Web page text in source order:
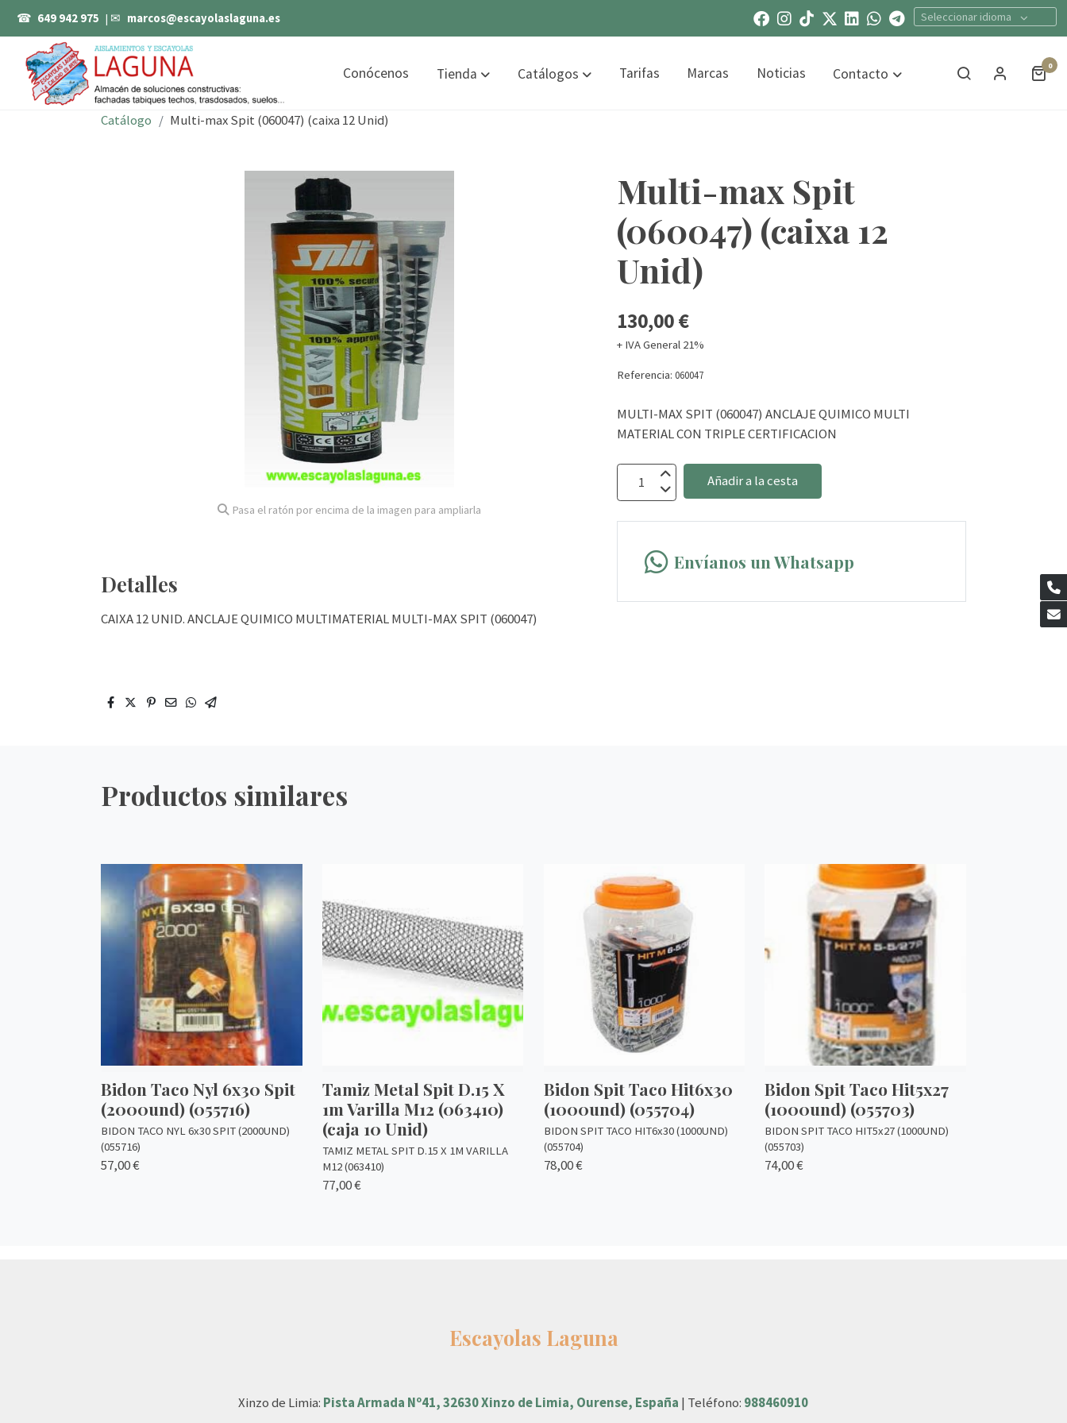
☎ 649 942 975 | ✉ marcos@escayolaslaguna.es Seleccionar idioma
Conócenos Tienda Catálogos Tarifas Marcas Noticias Contacto 0
Catálogo Multi-max Spit (060047) (caixa 12 Unid)
Pasa el ratón por encima de la imagen para ampliarla
Detalles
CAIXA 12 UNID. ANCLAJE QUIMICO MULTIMATERIAL MULTI-MAX SPIT (060047)
Multi-max Spit
(060047) (caixa 12
Unid)
130,00 €
+ IVA General 21%
Referencia:060047
MULTI-MAX SPIT (060047) ANCLAJE QUIMICO MULTI
MATERIAL CON TRIPLE CERTIFICACION
Añadir a la cesta
Envíanos un Whatsapp
Productos similares
Bidon Taco Nyl 6x30 Spit
(2000und) (055716)
BIDON TACO NYL 6x30 SPIT (2000UND)
(055716)
57,00 €
Tamiz Metal Spit D.15 X
1m Varilla M12 (063410)
(caja 10 Unid)
TAMIZ METAL SPIT D.15 X 1M VARILLA
M12 (063410)
77,00 €
Bidon Spit Taco Hit6x30
(1000und) (055704)
BIDON SPIT TACO HIT6x30 (1000UND)
(055704)
78,00 €
Bidon Spit Taco Hit5x27
(1000und) (055703)
BIDON SPIT TACO HIT5x27 (1000UND)
(055703)
74,00 €
Escayolas Laguna
Xinzo de Limia: Pista Armada Nº41, 32630 Xinzo de Limia, Ourense, España | Teléfono: 988460910